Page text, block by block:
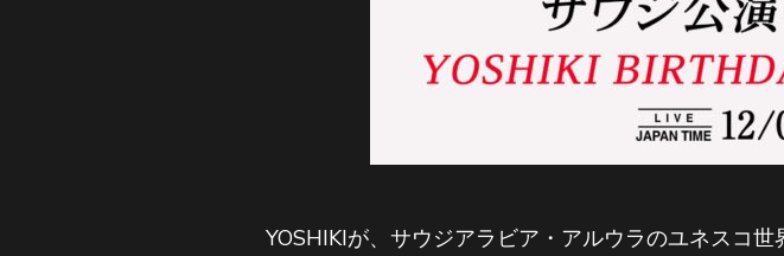
YOSHIKIが、サウジアラビア・アルウラのユネスコ